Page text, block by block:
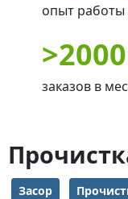
опыт работы
>2000
заказов в
Засор